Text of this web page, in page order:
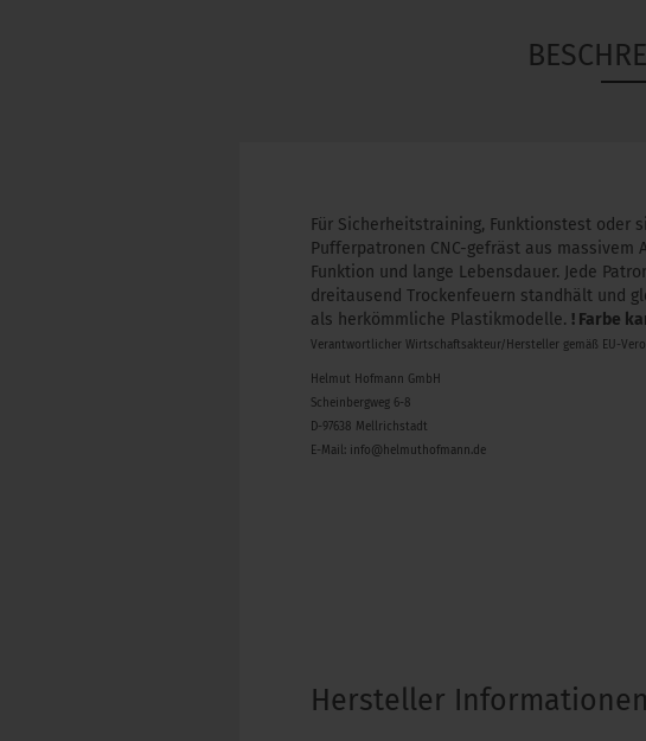
Für Sicherheitstraining, Funktionstest oder
Pufferpatronen CNC-gefräst aus
Funktion und lange Lebensdauer. Jede
dreitausend Trockenfeuern standhält und
als herkömmliche Plastikmodelle. ! Farbe
Verantwortlicher Wirtschaftsakteur/Hersteller gemäß EU-
Helmut Hofmann GmbH
Scheinbergweg 6-8
D-97638 Mellrichstadt
E-Mail: info@helmuthofmann.de
Hersteller Informationen